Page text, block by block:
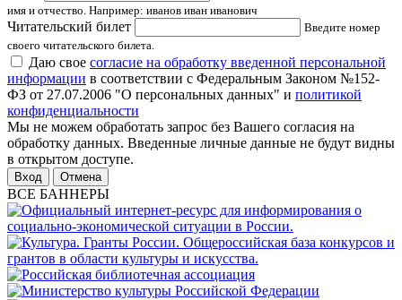
имя и отчество. Например: иванов иван иванович
Читательский билет
Введите номер
своего читательского билета.
Даю свое согласие на обработку введенной персональной
информации в соответствии с Федеральным Законом №152-
ФЗ от 27.07.2006 "О персональных данных" и политикой
конфиденциальности
Мы не можем обработать запрос без Вашего согласия на
обработку данных. Введенные личные данные не будут видны
в открытом доступе.
Отмена
ВСЕ БАННЕРЫ